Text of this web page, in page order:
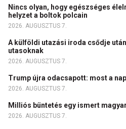
Nincs olyan, hogy egészséges
helyzet a boltok polcain
2026. AUGUSZTUS 7.
A külföldi utazási iroda csődje
utasoknak
2026. AUGUSZTUS 7.
Trump újra odacsapott: most a
2026. AUGUSZTUS 7.
Milliós büntetés egy ismert
2026. AUGUSZTUS 7.